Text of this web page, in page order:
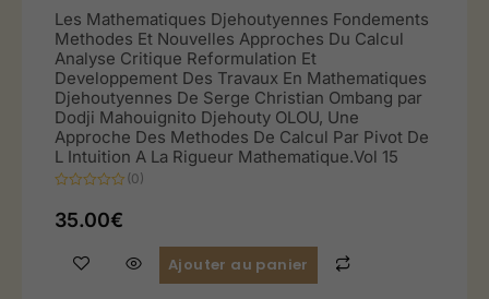
Les Mathematiques Djehoutyennes Fondements
Methodes Et Nouvelles Approches Du Calcul
Analyse Critique Reformulation Et
Developpement Des Travaux En Mathematiques
Djehoutyennes De Serge Christian Ombang par
Dodji Mahouignito Djehouty OLOU, Une
Approche Des Methodes De Calcul Par Pivot De
L Intuition A La Rigueur Mathematique.Vol 15
0
sur
(0)
35.00€
Ajouter au panier